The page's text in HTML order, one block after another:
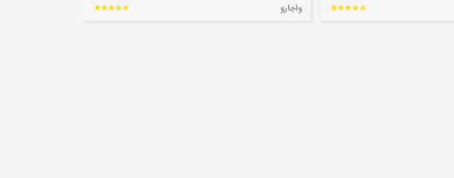
واجارو